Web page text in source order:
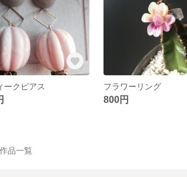
ークピアス フラワーリング
800円
品一覧